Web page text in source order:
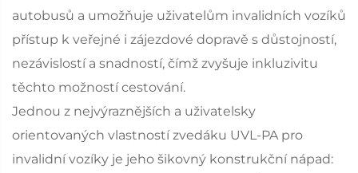
autobusů a umožňuje uživatelům invalidních vozíků
přístup k veřejné i zájezdové dopravě s důstojností,
nezávislostí a snadností, čímž zvyšuje inkluzivitu
těchto možností cestování.
Jednou z nejvýraznějších a uživatelsky
orientovaných vlastností zvedáku UVL-PA pro
invalidní vozíky je jeho šikovný konstrukční nápad: